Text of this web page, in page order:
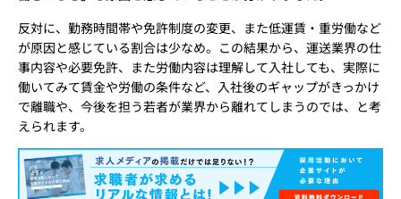
反対に、勤務時間帯や免許制度の変更、また低運賃・重労働など
が原因と感じている割合は少なめ。この結果から、運送業界の仕
事内容や必要免許、また労働内容は理解して入社しても、実際に
働いてみて賃金や労働の条件など、入社後のギャップがきっかけ
で離職や、今後を担う若者が業界から離れてしまうのでは、と考
えられます。